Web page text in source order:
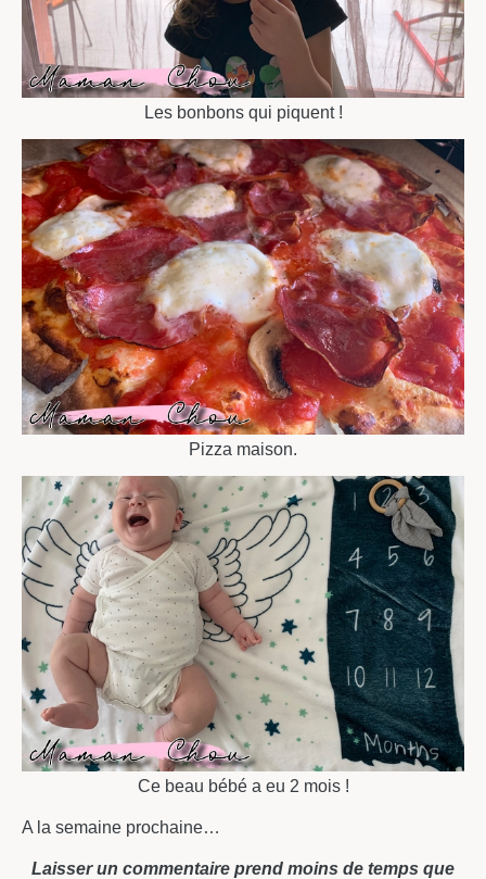
Les bonbons qui piquent !
Pizza maison.
Ce beau bébé a eu 2 mois !
A la semaine prochaine…
Laisser un commentaire prend moins de temps que